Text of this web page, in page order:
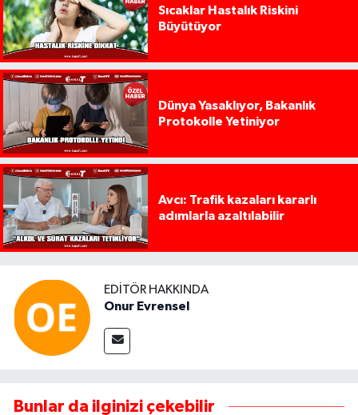
Sıcaklar Hastalık Riskini
Büyütüyor
Dünya Yasaklıyor, Bakanlık
Protokolle Yetiniyor
Avcı: Trafik kazaları kararlı
adımlarla azaltılabilir
EDITÖR HAKKINDA
Onur Evrensel
Bunlar da ilginizi çekebilir